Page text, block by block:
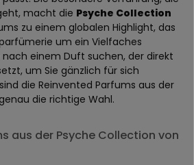
macht die Psyche Collection
zu einem globalen Highlight, das
um ein Vielfaches
nach einem Duft suchen, der direkt
um Sie gänzlich für sich
die Reinvented Parfums aus der
genau die richtige Wahl.
aus der Psyche Collection von